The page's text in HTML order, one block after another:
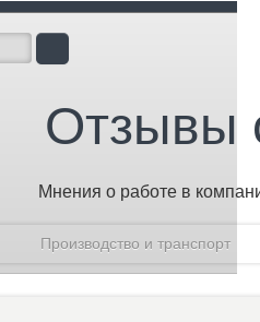
Отзывы
Мнения о работе в
Производство и транспорт